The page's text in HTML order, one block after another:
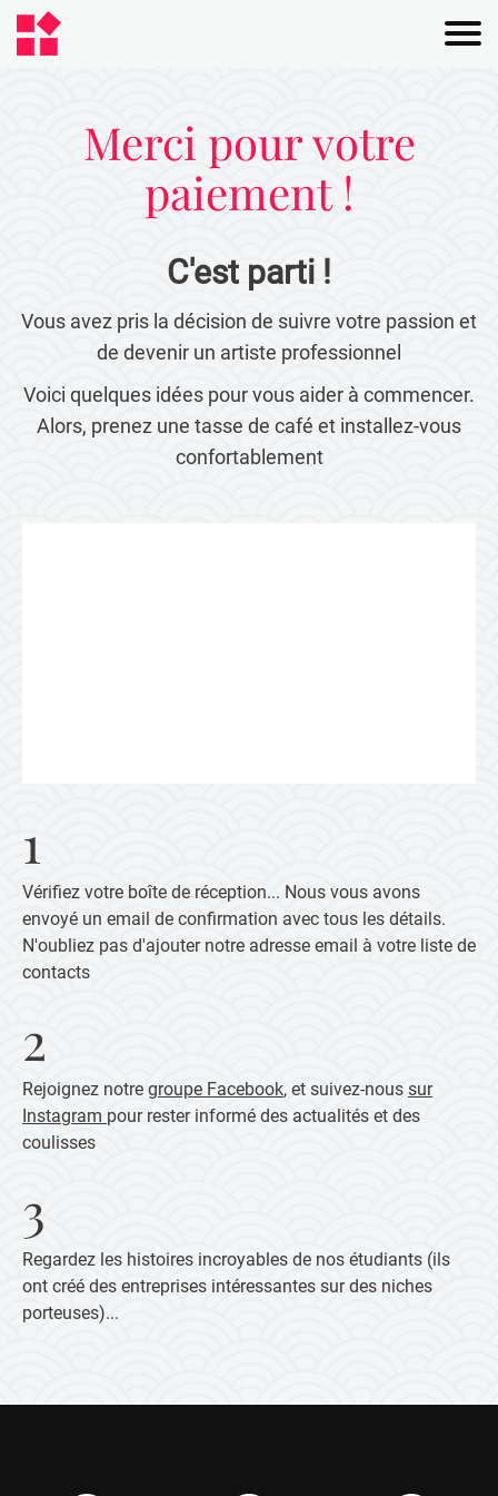
Merci pour votre
paiement !
C'est parti !
Vous avez pris la décision de suivre votre passion et
de devenir un artiste professionnel
Voici quelques idées pour vous aider à commencer.
Alors, prenez une tasse de café et installez-vous
confortablement
1
Vérifiez votre boîte de réception... Nous vous avons
envoyé un email de confirmation avec tous les détails.
N'oubliez pas d'ajouter notre adresse email à votre liste de
contacts
2
Rejoignez notre groupe Facebook, et suivez-nous sur
Instagram pour rester informé des actualités et des
coulisses
3
Regardez les histoires incroyables de nos étudiants (ils
ont créé des entreprises intéressantes sur des niches
porteuses)...